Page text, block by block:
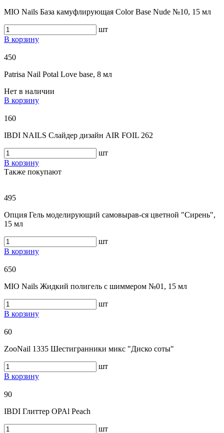
MIO Nails База камуфлирующая Color Base Nude №10, 15 мл
шт
В корзину
450
Patrisa Nail Potal Love base, 8 мл
Нет в наличии
В корзину
160
IBDI NAILS Слайдер дизайн AIR FOIL 262
шт
В корзину
Также покупают
495
Опция Гель моделирующий самовырав-ся цветной "Сирень",
15 мл
шт
В корзину
650
MIO Nails Жидкий полигель c шиммером №01, 15 мл
шт
В корзину
60
ZooNail 1335 Шестигранники микс "Диско соты"
шт
В корзину
90
IBDI Глиттер OPAl Peach
шт